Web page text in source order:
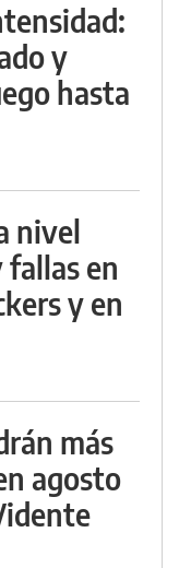
y
hasta
nivel
en
y en
más
agosto